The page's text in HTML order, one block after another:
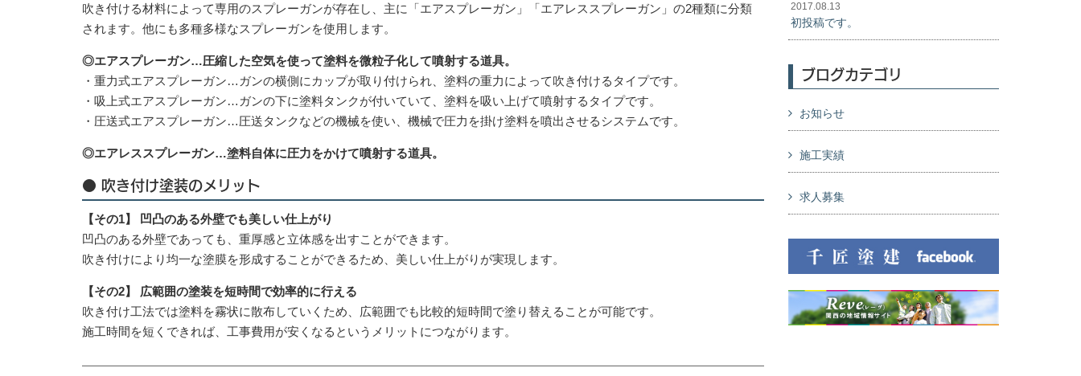
吹き付ける材料によって専用のスプレーガンが存在し、主に「エアスプレーガン」「エアレススプレーガン」の2種類に分類
されます。他にも多種多様なスプレーガンを使用します。
◎エアスプレーガン…圧縮した空気を使って塗料を微粒子化して噴射する道具。
・重力式エアスプレーガン…ガンの横側にカップが取り付けられ、塗料の重力によって吹き付けるタイプです。
・吸上式エアスプレーガン…ガンの下に塗料タンクが付いていて、塗料を吸い上げて噴射するタイプです。
・圧送式エアスプレーガン…圧送タンクなどの機械を使い、機械で圧力を掛け塗料を噴出させるシステムです。
◎エアレススプレーガン…塗料自体に圧力をかけて噴射する道具。
● 吹き付け塗装のメリット
【その1】 凹凸のある外壁でも美しい仕上がり
凹凸のある外壁であっても、重厚感と立体感を出すことができます。
吹き付けにより均一な塗膜を形成することができるため、美しい仕上がりが実現します。
【その2】 広範囲の塗装を短時間で効率的に行える
吹き付け工法では塗料を霧状に散布していくため、広範囲でも比較的短時間で塗り替えることが可能です。
施工時間を短くできれば、工事費用が安くなるというメリットにつながります。
2017.08.13
初投稿です。
ブログカテゴリ
お知らせ
施工実績
求人募集